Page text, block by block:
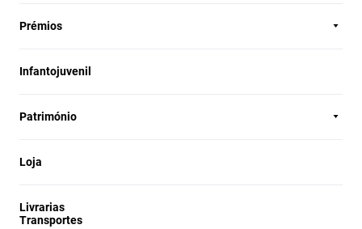
Prémios
Infantojuvenil
Património
Loja
Livrarias
Transportes